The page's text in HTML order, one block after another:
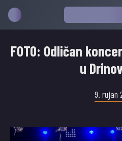
FOTO: Odličan
u
9. rujan